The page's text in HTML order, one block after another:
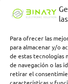
Para ofrecer las
para almacenar y/o
de estas tecnologías
de navegación o las
retirar el
Binary Electronic
subvención de la
Europea con
enmarcada en el
fomento de la
Autónoma de
sucesivas